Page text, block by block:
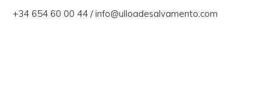
+34 654 60 00 44 / info@ulloadesalvamento.com